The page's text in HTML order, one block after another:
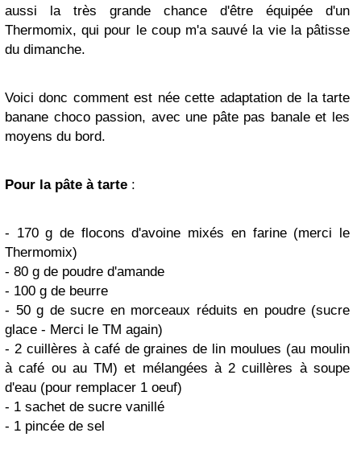
aussi la très grande chance d'être équipée d'un
Thermomix, qui pour le coup m'a sauvé la viela pâtisse
du dimanche.
Voici donc comment est née cette adaptation de la tarte
banane choco passion, avec une pâte pas banale et les
moyens du bord.
Pour la pâte à tarte :
- 170 g de flocons d'avoine mixés en farine (merci le
Thermomix)
- 80 g de poudre d'amande
- 100 g de beurre
- 50 g de sucre en morceaux réduits en poudre (sucre
glace - Merci le TM again)
- 2 cuillères à café de graines de lin moulues (au moulin
à café ou au TM) et mélangées à 2 cuillères à soupe
d'eau (pour remplacer 1 oeuf)
- 1 sachet de sucre vanillé
- 1 pincée de sel